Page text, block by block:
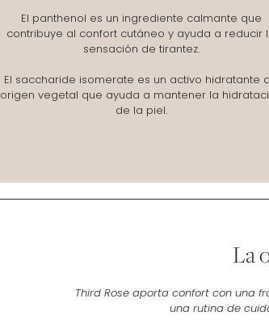
El panthenol es un ingrediente calmante que
contribuye al confort cutáneo y ayuda a reducir
sensación de tirantez.
El saccharide isomerate es un activo hidratante
origen vegetal que ayuda a mantener la
de la piel.
La
Third Rose aporta confort con una
una rutina de